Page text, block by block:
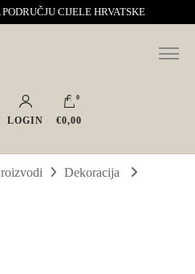
CIJELE HRVATSKE
namještaja, dekoracije i rasvjete.
LOGIN
0
€0,00
Dekoracija